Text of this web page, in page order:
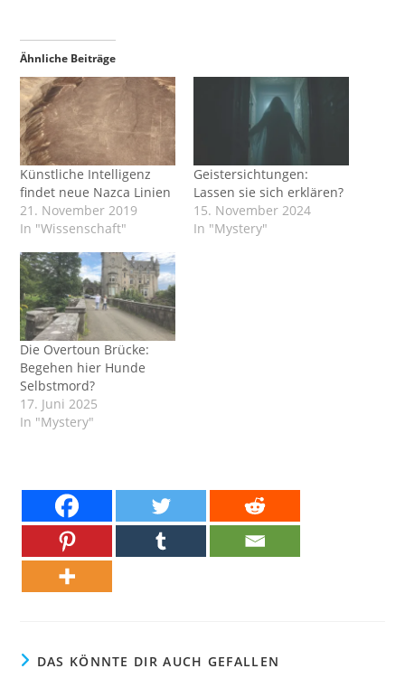
Ähnliche Beiträge
Künstliche Intelligenz
findet neue Nazca Linien
21. November 2019
In "Wissenschaft"
Geistersichtungen:
Lassen sie sich erklären?
15. November 2024
In "Mystery"
Die Overtoun Brücke:
Begehen hier Hunde
Selbstmord?
17. Juni 2025
In "Mystery"
DAS KÖNNTE DIR AUCH GEFALLEN